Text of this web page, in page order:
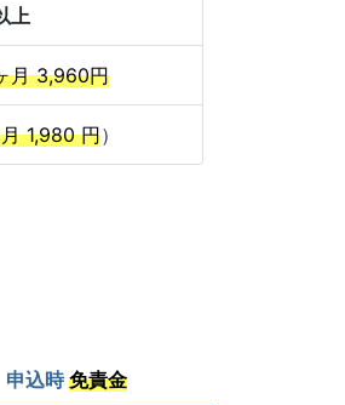
上
月 3,960円
1,980 円）
申込時免責金